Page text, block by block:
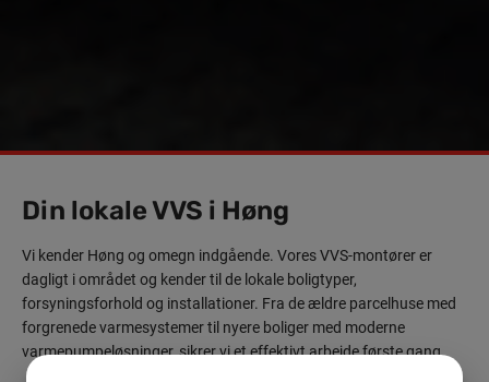
Din lokale VVS i Høng
Vi kender Høng og omegn indgående. Vores VVS-montører er
dagligt i området og kender til de lokale boligtyper,
forsyningsforhold og installationer. Fra de ældre parcelhuse med
forgrenede varmesystemer til nyere boliger med moderne
varmepumpeløsninger, sikrer vi et effektivt arbejde første gang.